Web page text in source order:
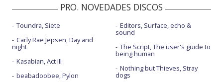
PRO. NOVEDADES DISCOS
Toundra, Siete
Carly Rae Jepsen, Day and
night
Kasabian, Act III
beabadoobee, Pylon
Editors, Surface, echo &
sound
The Script, The user's guide to
being human
Nothing but Thieves, Stray
dogs